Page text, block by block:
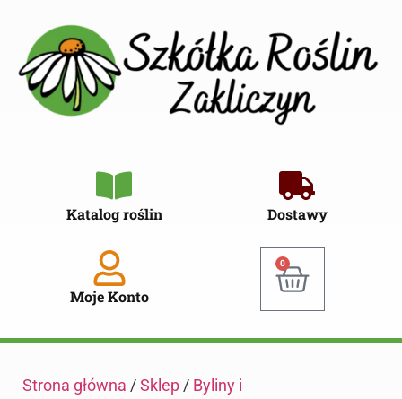
Katalog roślin Dostawy
Moje Konto
0
Strona główna / Sklep / Byliny i